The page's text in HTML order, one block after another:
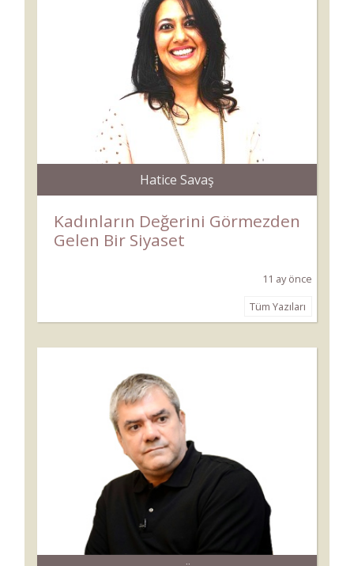
Hatice Savaş
Kadınların Değerini Görmezden
Gelen Bir Siyaset
11 ay önce
Tüm Yazıları